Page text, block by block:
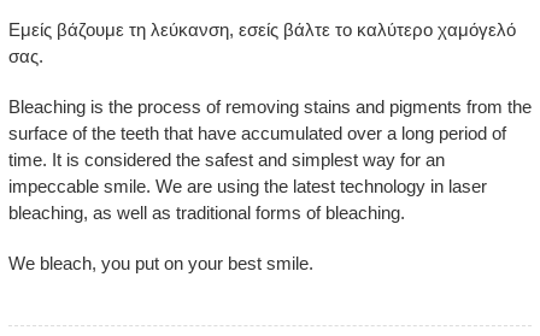
Εμείς βάζουμε τη λεύκανση, εσείς βάλτε το καλύτερο χαμόγελό
σας.
Bleaching is the process of removing stains and pigments from the
surface of the teeth that have accumulated over a long period of
time. It is considered the safest and simplest way for an
impeccable smile. We are using the latest technology in laser
bleaching, as well as traditional forms of bleaching.
We bleach, you put on your best smile.